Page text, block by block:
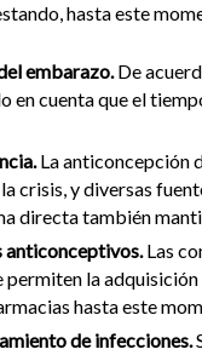
hasta este
embarazo.De
en cuenta que el
La anticoncepción
la crisis, y diversas
directa también
anticonceptivos.Las
la
hasta este
de infecciones.